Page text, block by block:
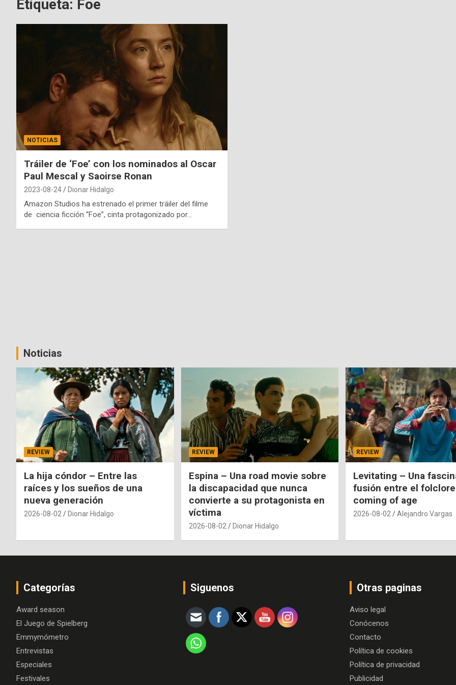
Etiqueta: Foe
NOTICIAS
Tráiler de ‘Foe’ con los nominados al Oscar
Paul Mescal y Saoirse Ronan
2023-08-24 Dionar Hidalgo
Amazon Studios ha estrenado el primer tráiler del filme
de ciencia ficción “Foe”, cinta protagonizado por…
Noticias
REVIEW
La hija cóndor – Entre las
raíces y los sueños de una
nueva generación
2026-08-02 Dionar Hidalgo
REVIEW
Espina – Una road movie sobre
la discapacidad que nunca
convierte a su protagonista en
víctima
2026-08-02 Dionar Hidalgo
REVIEW
Levitating – Una
fusión entre el
coming of age
2026-08-02 Alejandro Vargas
Categorías
Award season
El Juego de Spielberg
Emmymómetro
Entrevistas
Especiales
Festivales
Siguenos Otras paginas
Aviso legal
Conócenos
Contacto
Política de cookies
Política de privacidad
Publicidad